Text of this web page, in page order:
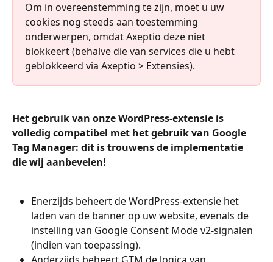
Om in overeenstemming te zijn, moet u uw
cookies nog steeds aan toestemming
onderwerpen, omdat Axeptio deze niet
blokkeert (behalve die van services die u hebt
geblokkeerd via Axeptio > Extensies).
Het gebruik van onze WordPress-extensie is
volledig compatibel met het gebruik van Google
Tag Manager: dit is trouwens de implementatie
die wij aanbevelen!
Enerzijds beheert de WordPress-extensie het
laden van de banner op uw website, evenals de
instelling van Google Consent Mode v2-signalen
(indien van toepassing).